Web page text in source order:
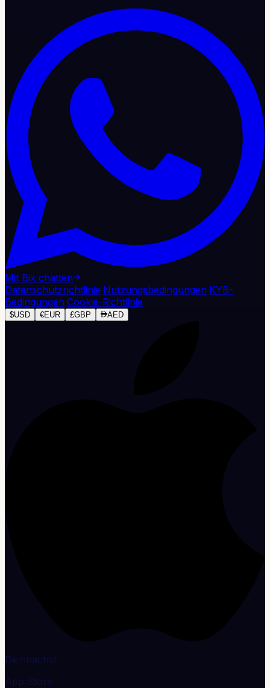
Mit Bix chatten
Datenschutzrichtlinie·Nutzungsbedingungen·KYB-
Bedingungen·Cookie-Richtlinie
$USD €EUR £GBP AED
Demnächst
App Store